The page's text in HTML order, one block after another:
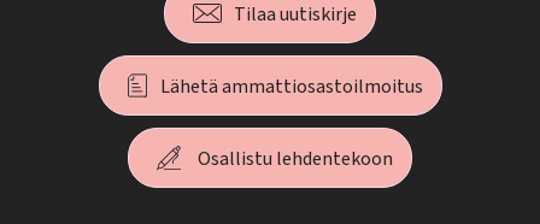
Tilaa uutiskirje
Lähetä ammattiosastoilmoitus
Osallistu lehdentekoon